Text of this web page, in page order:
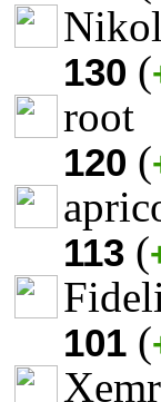
130 (
root
120 (
113 (
101 (